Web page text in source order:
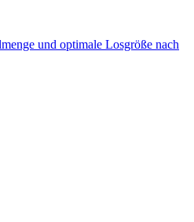
und optimale Losgröße nach